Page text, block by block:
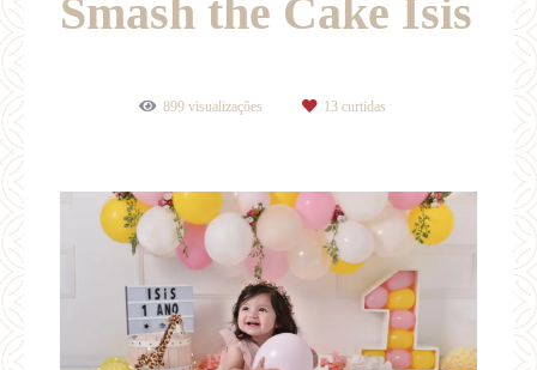
Smash the Cake Ísis
899 visualizações 13 curtidas